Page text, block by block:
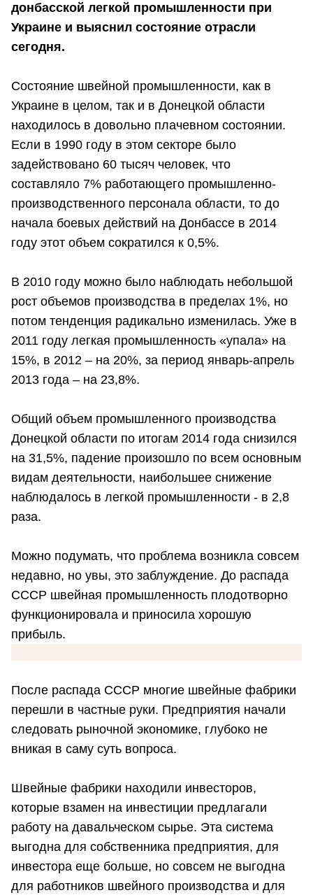
донбасской легкой промышленности при
Украине и выяснил состояние отрасли
сегодня.
Состояние швейной промышленности, как в
Украине в целом, так и в Донецкой области
находилось в довольно плачевном состоянии.
Если в 1990 году в этом секторе было
задействовано 60 тысяч человек, что
составляло 7% работающего промышленно-
производственного персонала области, то до
начала боевых действий на Донбассе в 2014
году этот объем сократился к 0,5%.
В 2010 году можно было наблюдать небольшой
рост объемов производства в пределах 1%, но
потом тенденция радикально изменилась. Уже в
2011 году легкая промышленность «упала» на
15%, в 2012 – на 20%, за период январь-апрель
2013 года – на 23,8%.
Общий объем промышленного производства
Донецкой области по итогам 2014 года снизился
на 31,5%, падение произошло по всем основным
видам деятельности, наибольшее снижение
наблюдалось в легкой промышленности - в 2,8
раза.
Можно подумать, что проблема возникла совсем
недавно, но увы, это заблуждение. До распада
СССР швейная промышленность плодотворно
функционировала и приносила хорошую
прибыль.
После распада СССР многие швейные фабрики
перешли в частные руки. Предприятия начали
следовать рыночной экономике, глубоко не
вникая в саму суть вопроса.
Швейные фабрики находили инвесторов,
которые взамен на инвестиции предлагали
работу на давальческом сырье. Эта система
выгодна для собственника предприятия, для
инвестора еще больше, но совсем не выгодна
для работников швейного производства и для